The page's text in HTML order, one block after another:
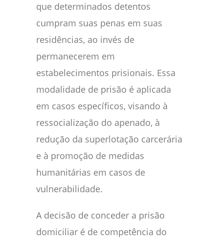
que determinados detentos
cumpram suas penas em suas
residências, ao invés de
permanecerem em
estabelecimentos prisionais. Essa
modalidade de prisão é aplicada
em casos específicos, visando à
ressocialização do apenado, à
redução da superlotação carcerária
e à promoção de medidas
humanitárias em casos de
vulnerabilidade.
A decisão de conceder a prisão
domiciliar é de competência do